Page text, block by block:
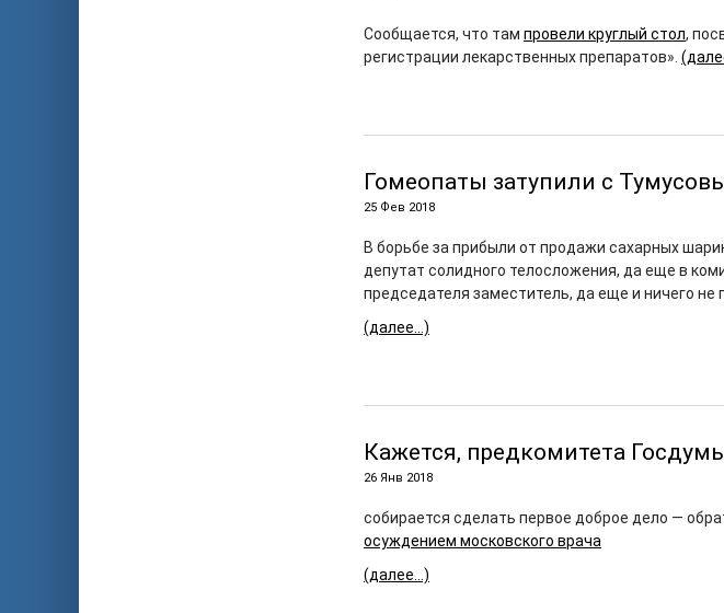
Сообщается, что там провели круглый стол,
регистрации лекарственных препаратов».
Гомеопаты затупили с
25 Фев 2018
В борьбе за прибыли от продажи сахарных
депутат солидного телосложения, да еще в
председателя заместитель, да еще и ничего
(далее…)
Кажется, предкомитета
26 Янв 2018
собирается сделать первое доброе дело —
осуждением московского врача
(далее…)